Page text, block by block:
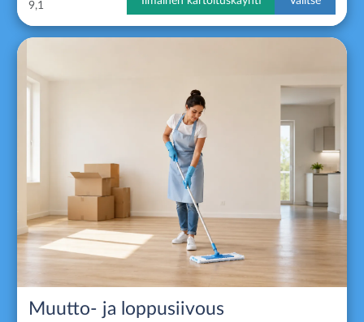
9,1
Muutto- ja loppusiivous